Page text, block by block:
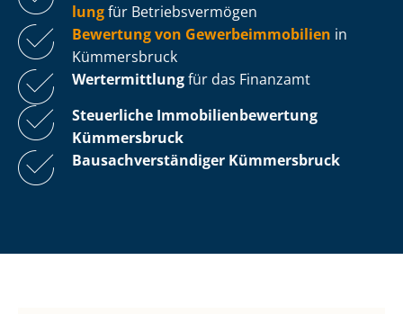
lungfür Be­triebs­ver­mö­gen
Bewertung von Ge­wer­be­im­mo­bi­li­en in
Kümmersbruck
Wertermittlungfür das Finanzamt
Steuerliche Im­mo­bi­li­en­be­wer­tung
Kümmersbruck
Bau­sach­ver­stän­di­ger Kümmersbruck